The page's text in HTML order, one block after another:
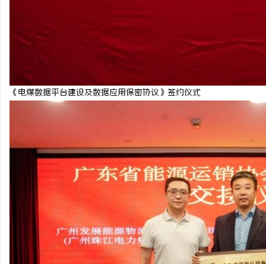
《电煤数据平台建设及数据应用保密协议》签约仪式